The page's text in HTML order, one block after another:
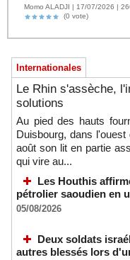
Momo ALADJI | 17/07/2026 |
(0 vote)
Internationales
Le Rhin s'assèche,
solutions
Au pied des hauts
Duisbourg, dans
août son lit en partie
qui vire au...
Les Houthis
pétrolier saoudien en
05/08/2026
Deux soldats
autres blessés lors